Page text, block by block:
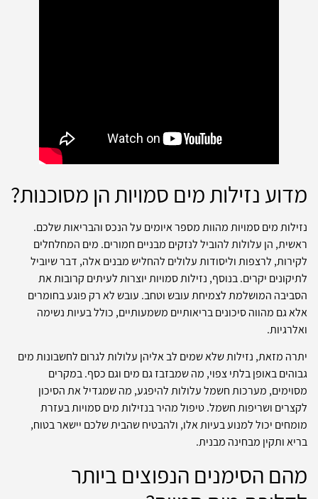
מדוע נזילות מים סמויות הן מסוכנות?
נזילות מים סמויות מהוות מספר איומים על הנכס והבריאות שלכם.
ראשית, הן עלולות להוביל לנזקים מבניים חמורים. מים המחלחלים
לקירות, לרצפות וליסודות עלולים להחליש מבנים אלה, דבר שיוביל
לתיקונים יקרים. בנוסף, נזילות סמויות יוצרות לעיתים קרובות את
הסביבה המושלמת לצמיחת עובש וטחב. עובש לא רק פוגע בחומרים
אלא גם מהווה סיכונים בריאותיים משמעותיים, כולל בעיות נשימה
ואלרגיות.
יתרה מזאת, נזילות שלא שמים לב אליהן עלולות לגרום לחשבונות מים
גבוהים באופן בלתי צפוי, מה שמבזבז גם מים וגם כסף. במקרים
מסוימים, מערכות חשמל עלולות להיפגע, מה שמגדיל את הסיכון
לקצרים ושריפות חשמל. טיפול מהיר בנזילות מים סמויות בעזרת
מומחים יכול למנוע בעיות אלו, ולהבטיח שהבית שלכם יישאר בטוח,
בריא ותקין מבחינה מבנית.
מהם הסימנים הנפוצים ביותר